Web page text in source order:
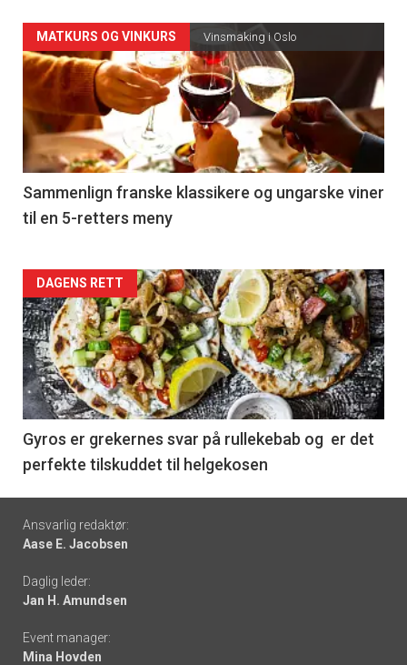
Forsiden
akkurat
nå
-
5
MATKURS OG VINKURS Vinsmaking i Oslo
Sammenlign franske klassikere og ungarske viner
til en 5-retters meny
Forsiden
akkurat
nå
-
6
DAGENS RETT
Gyros er grekernes svar på rullekebab og er det
perfekte tilskuddet til helgekosen
Footer
-
links
Ansvarlig redaktør:
Aase E. Jacobsen
Daglig leder:
Jan H. Amundsen
Event manager:
Mina Hovden